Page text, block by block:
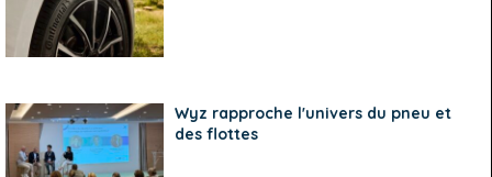
Wyz rapproche l'univers du pneu et
des flottes